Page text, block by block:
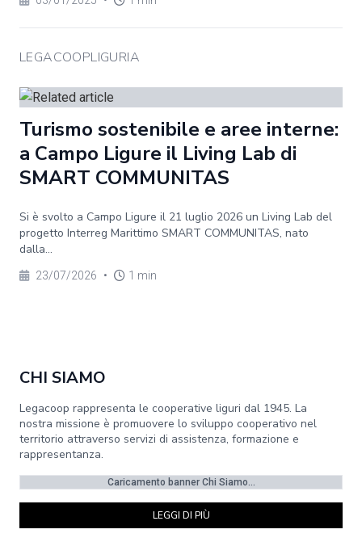
LEGACOOPLIGURIA
Turismo sostenibile e aree interne:
a Campo Ligure il Living Lab di
SMART COMMUNITAS
Si è svolto a Campo Ligure il 21 luglio 2026 un Living Lab del
progetto Interreg Marittimo SMART COMMUNITAS, nato
dalla...
23/07/2026 • 1 min
CHI SIAMO
Legacoop rappresenta le cooperative liguri dal 1945. La
nostra missione è promuovere lo sviluppo cooperativo nel
territorio attraverso servizi di assistenza, formazione e
rappresentanza.
Caricamento banner Chi Siamo...
LEGGI DI PIÙ